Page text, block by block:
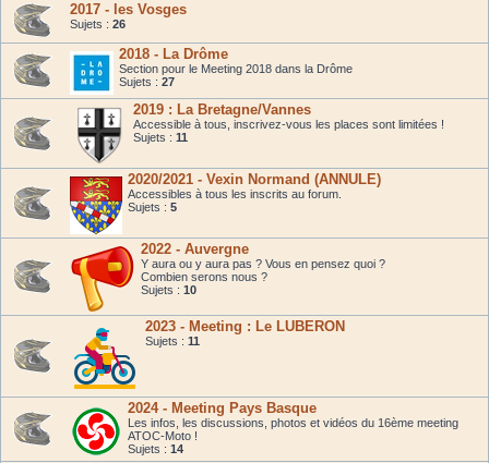
2017 - les Vosges
Sujets : 26
2018 - La Drôme
Section pour le Meeting 2018 dans la Drôme
Sujets : 27
2019 : La Bretagne/Vannes
Accessible à tous, inscrivez-vous les places sont limitées !
Sujets : 11
2020/2021 - Vexin Normand (ANNULE)
Accessibles à tous les inscrits au forum.
Sujets : 5
2022 - Auvergne
Y aura ou y aura pas ? Vous en pensez quoi ?
Combien serons nous ?
Sujets : 10
2023 - Meeting : Le LUBERON
Sujets : 11
2024 - Meeting Pays Basque
Les infos, les discussions, photos et vidéos du 16ème meeting
ATOC-Moto !
Sujets : 14